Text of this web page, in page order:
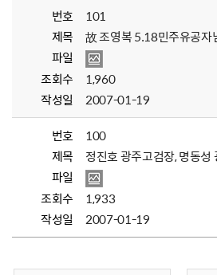
번호
101
제목
故 조영복 5.18민주유공자
파일
조회수
1,960
작성일
2007-01-19
번호
100
제목
정진호 광주고검장, 명동
파일
조회수
1,933
작성일
2007-01-19